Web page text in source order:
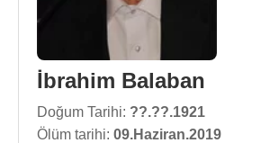
İbrahim Balaban
Doğum Tarihi: ??.??.1921
Ölüm tarihi: 09.Haziran.2019